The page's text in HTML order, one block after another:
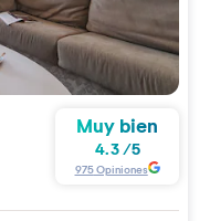
Muy bien
4.3/5
975Opiniones